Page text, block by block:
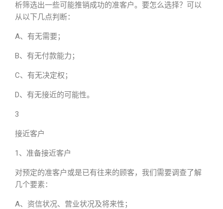
析筛选出一些可能推销成功的准客户。要怎么选择？可以
从以下几点判断：
A、有无需要；
B、有无付款能力；
C、有无决定权；
D、有无接近的可能性。
3
接近客户
1、准备接近客户
对预定的准客户或是已有往来的顾客，我们需要调查了解
几个要素：
A、资信状况、营业状况及将来性；